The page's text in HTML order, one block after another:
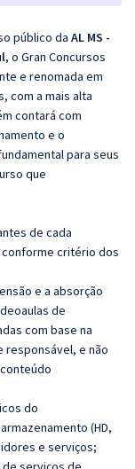
público da AL MS -
, o Gran Concursos
e renomada em
com a mais alta
contará com
e o
para seus
que
de cada
critério dos
e a absorção
de
com base na
e não
do
(HD,
e serviços;